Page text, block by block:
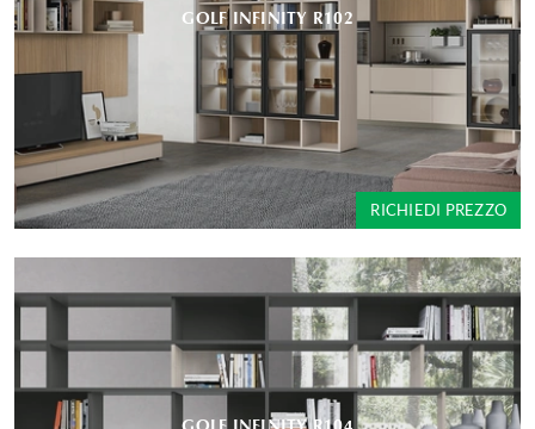
GOLF INFINITY R102
RICHIEDI PREZZO